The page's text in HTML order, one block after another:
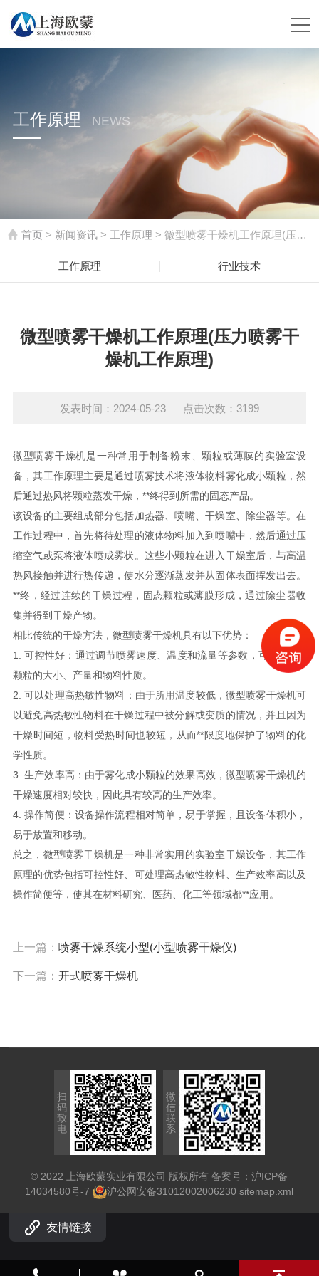
工作原理 NEWS
首页 > 新闻资讯 > 工作原理 > 微型喷雾干燥机工作原理(压力喷雾干燥机工作原理)
工作原理 行业技术
微型喷雾干燥机工作原理(压力喷雾干
燥机工作原理)
发表时间：2024-05-23 点击次数：3199
微型喷雾干燥机是一种常用于制备粉末、颗粒或薄膜的实验室设
备，其工作原理主要是通过喷雾技术将液体物料雾化成小颗粒，然
后通过热风将颗粒蒸发干燥，**终得到所需的固态产品。
该设备的主要组成部分包括加热器、喷嘴、干燥室、除尘器等。在
工作过程中，首先将待处理的液体物料加入到喷嘴中，然后通过压
缩空气或泵将液体喷成雾状。这些小颗粒在进入干燥室后，与高温
热风接触并进行热传递，使水分逐渐蒸发并从固体表面挥发出去。
**终，经过连续的干燥过程，固态颗粒或薄膜形成，通过除尘器收
集并得到干燥产物。
相比传统的干燥方法，微型喷雾干燥机具有以下优势：
1. 可控性好：通过调节喷雾速度、温度和流量等参数，可以**控制
颗粒的大小、产量和物料性质。
2. 可以处理高热敏性物料：由于所用温度较低，微型喷雾干燥机可
以避免高热敏性物料在干燥过程中被分解或变质的情况，并且因为
干燥时间短，物料受热时间也较短，从而**限度地保护了物料的化
学性质。
3. 生产效率高：由于雾化成小颗粒的效果高效，微型喷雾干燥机的
干燥速度相对较快，因此具有较高的生产效率。
4. 操作简便：设备操作流程相对简单，易于掌握，且设备体积小，
易于放置和移动。
总之，微型喷雾干燥机是一种非常实用的实验室干燥设备，其工作
原理的优势包括可控性好、可处理高热敏性物料、生产效率高以及
操作简便等，使其在材料研究、医药、化工等领域都**应用。
上一篇： 喷雾干燥系统小型(小型喷雾干燥仪)
下一篇： 开式喷雾干燥机
微
信
联
系
扫
码
致
电
© 2022 上海欧蒙实业有限公司 版权所有 备案号：沪ICP备
14034580号-7
沪公网安备31012002006230 sitemap.xml
友情链接